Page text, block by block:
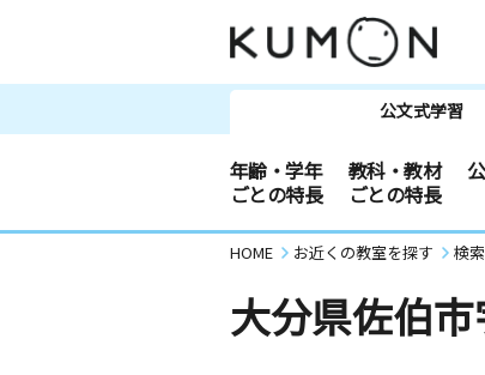
公文式学習
年齢・学年
ごとの特長
教科・教材
ごとの特長
HOME お近くの教室を探す 検
大分県佐伯